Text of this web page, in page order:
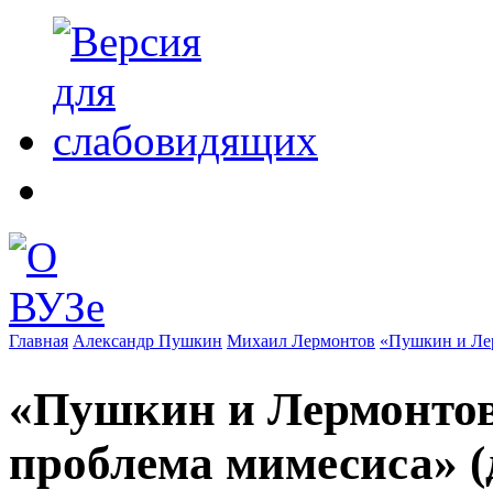
Главная Александр Пушкин Михаил Лермонтов «Пушкин и
«Пушкин и
проблема мимесиса»